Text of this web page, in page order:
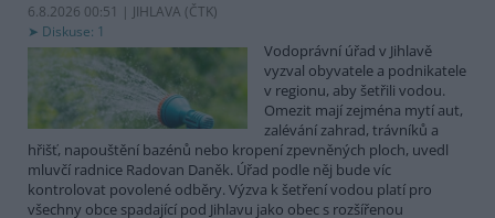
6.8.2026 00:51 | JIHLAVA (ČTK)
Diskuse: 1
Vodoprávní úřad v Jihlavě
vyzval obyvatele a podnikatele
v regionu, aby šetřili vodou.
Omezit mají zejména mytí aut,
zalévání zahrad, trávníků a
hřišť, napouštění bazénů nebo kropení zpevněných ploch, uvedl
mluvčí radnice Radovan Daněk. Úřad podle něj bude víc
kontrolovat povolené odběry. Výzva k šetření vodou platí pro
všechny obce spadající pod Jihlavu jako obec s rozšířenou